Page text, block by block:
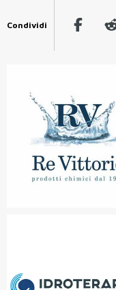
Condividi